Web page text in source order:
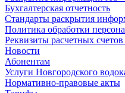
Бухгалтерская отчетность
Стандарты раскрытия
Политика обработки
Реквизиты расчетных
Новости
Абонентам
Услуги Новгородского
Нормативно-правовые акты